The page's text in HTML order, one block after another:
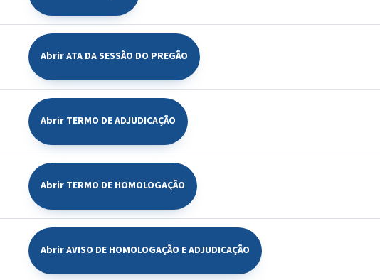
Abrir ATA DA SESSÃO DO PREGÃO
Abrir TERMO DE ADJUDICAÇÃO
Abrir TERMO DE HOMOLOGAÇÃO
Abrir AVISO DE HOMOLOGAÇÃO E ADJUDICAÇÃO